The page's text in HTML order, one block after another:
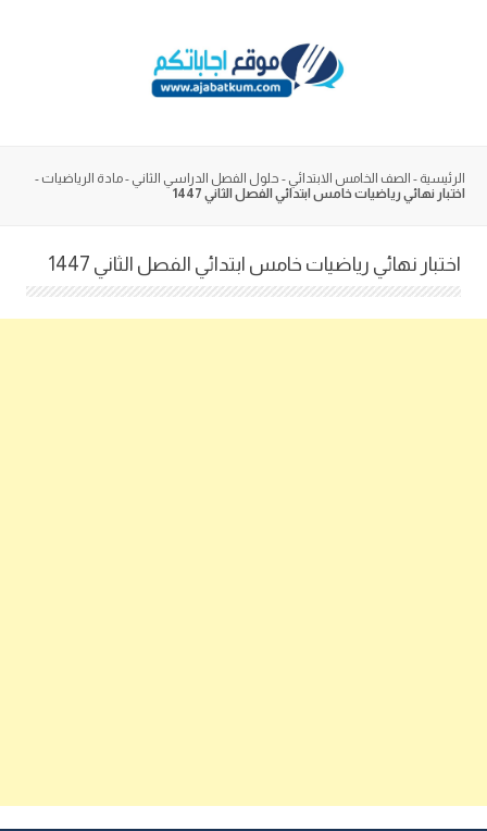
الرئيسية - الصف الخامس الابتدائي - حلول الفصل الدراسي الثاني -مادة الرياضيات -
اختبار نهائي رياضيات خامس ابتدائي الفصل الثاني 1447
اختبار نهائي رياضيات خامس ابتدائي الفصل الثاني 1447